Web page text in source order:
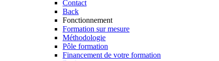
Contact
Back
Fonctionnement
Formation sur mesure
Méthodologie
Pôle formation
Financement de votre formation